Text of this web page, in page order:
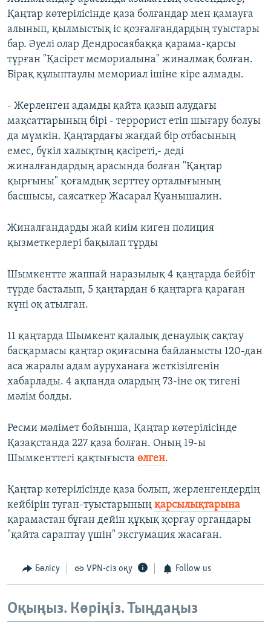
Қаңтар көтерілісінде қаза болғандар мен қамауға
алынып, қылмыстық іс қозғалғандардың туыстары
бар. Әуелі олар Дендросаябаққа қарама-қарсы
тұрған "Қасірет мемориалына" жиналмақ болған.
Бірақ құлыптаулы мемориал ішіне кіре алмады.
- Жерленген адамды қайта қазып алудағы
мақсаттарының бірі - террорист етіп шығару болуы
да мүмкін. Қаңтардағы жағдай бір отбасының
емес, бүкіл халықтың қасіреті,- деді
жиналғандардың арасында болған "Қаңтар
қырғыны" қоғамдық зерттеу орталығының
басшысы, саясаткер Жасарал Қуанышалин.
Жиналғандарды жай киім киген полиция
қызметкерлері бақылап тұрды
Шымкентте жаппай наразылық 4 қаңтарда бейбіт
түрде басталып, 5 қаңтардан 6 қаңтарға қараған
күні оқ атылған.
11 қаңтарда Шымкент қалалық денаулық сақтау
басқармасы қаңтар оқиғасына байланысты 120-дан
аса жаралы адам ауруханаға жеткізілгенін
хабарлады. 4 ақпанда олардың 73-іне оқ тигені
мәлім болды.
Ресми мәлімет бойынша, Қаңтар көтерілісінде
Қазақстанда 227 қаза болған. Оның 19-ы
Шымкенттегі қақтығыста өлген.
Қаңтар көтерілісінде қаза болып, жерленгендердің
кейбірін туған-туыстарының қарсылықтарына
қарамастан бұған дейін құқық қорғау органдары
"қайта сараптау үшін" эксгумация жасаған.
Бөлісу VPN-сіз оқу Follow us
Оқыңыз. Көріңіз. Тыңдаңыз